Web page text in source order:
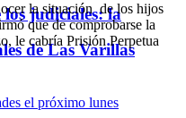
judiciales: la
de Las Varillas
la situación de los hijos
que de comprobarse la
le cabría Prisión Perpetua